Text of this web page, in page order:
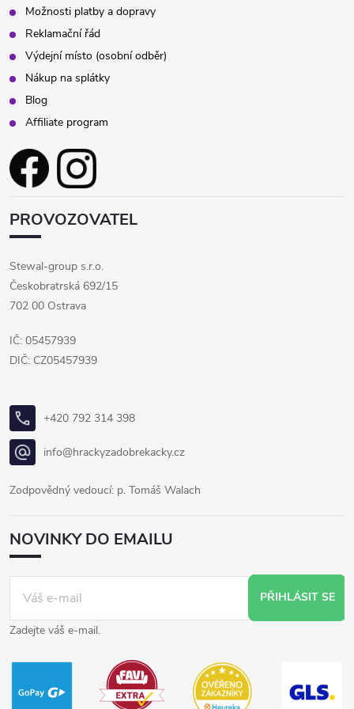
s
u
Možnosti platby a dopravy
Reklamační řád
Výdejní místo (osobní odběr)
Nákup na splátky
Blog
Affiliate program
PROVOZOVATEL
Stewal-group s.r.o.
Českobratrská 692/15
702 00 Ostrava
IČ: 05457939
DIČ: CZ05457939
+420 792 314 398
info@hrackyzadobrekacky.cz
Zodpovědný vedoucí: p. Tomáš Walach
NOVINKY DO EMAILU
PŘIHLÁSIT SE
Zadejte váš e-mail.